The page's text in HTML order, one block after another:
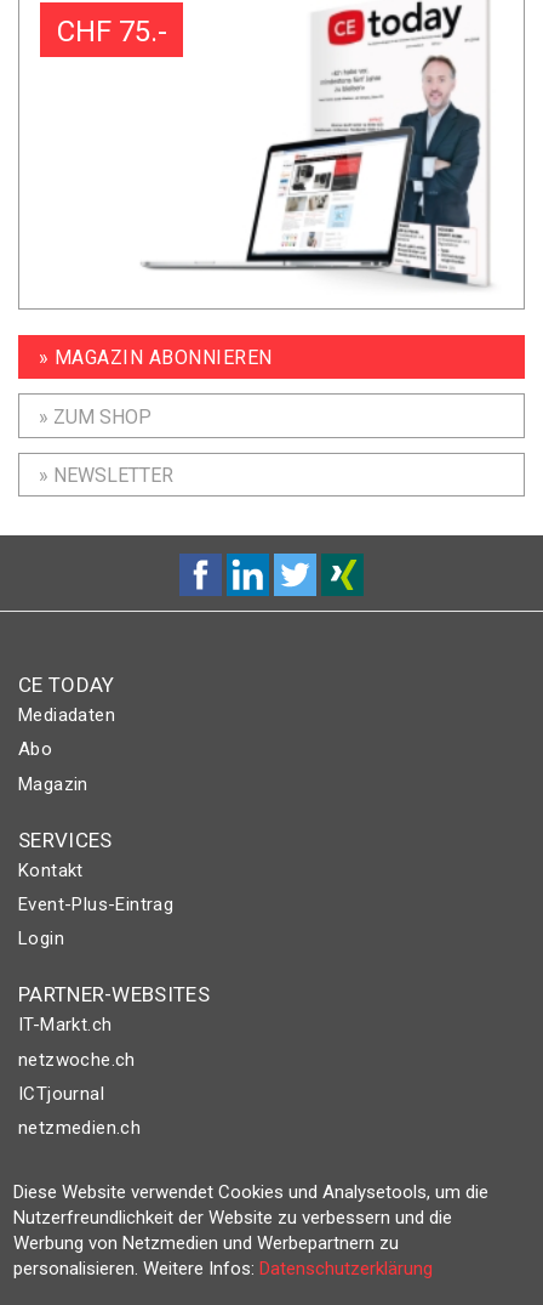
CHF 75.-
» MAGAZIN ABONNIEREN
» ZUM SHOP
» NEWSLETTER
CE TODAY
Mediadaten
Abo
Magazin
SERVICES
Kontakt
Event-Plus-Eintrag
Login
PARTNER-WEBSITES
IT-Markt.ch
netzwoche.ch
ICTjournal
netzmedien.ch
© NETZMEDIEN AG 2026
Impressum
AGB
Diese Website verwendet Cookies und Analysetools, um die
Nutzerfreundlichkeit der Website zu verbessern und die
Werbung von Netzmedien und Werbepartnern zu
personalisieren. Weitere Infos:Datenschutzerklärung